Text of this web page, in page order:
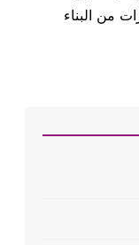
من البناء